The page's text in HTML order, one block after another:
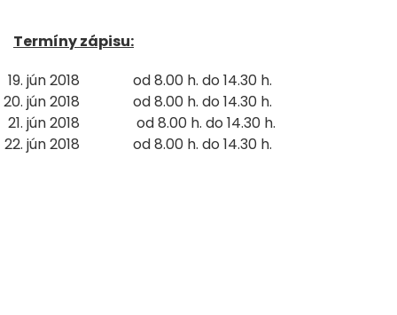
Termíny zápisu:
jún 2018 od 8.00 h. do 14.30 h.
jún 2018 od 8.00 h. do 14.30 h.
jún 2018 od 8.00 h. do 14.30 h.
jún 2018 od 8.00 h. do 14.30 h.